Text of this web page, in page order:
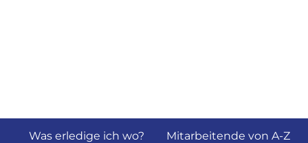
Was erledige ich wo?
Mitarbeitende von A-Z